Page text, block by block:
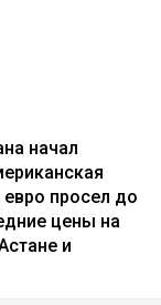
начал
евро просел до
цены на
и